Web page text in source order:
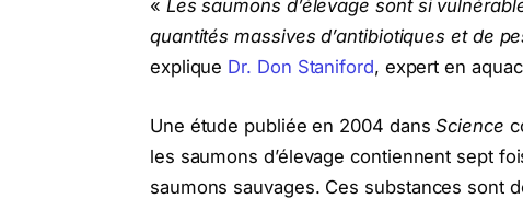
« Les saumons d’élevage sont si
quantités massives d’antibiotiques et de
explique Dr. Don Staniford, expert en
Une étude publiée en 2004 dansScience
les saumons d’élevage contiennent sept
saumons sauvages. Ces substances sont